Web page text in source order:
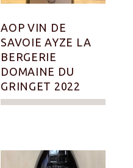
AOP VIN DE
SAVOIE AYZE LA
BERGERIE
DOMAINE DU
GRINGET 2022